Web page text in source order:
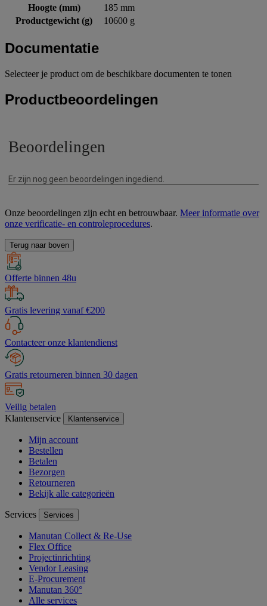
Hoogte (mm)
185 mm
Productgewicht (g)
10600 g
Documentatie
Selecteer je product om de beschikbare documenten te tonen
Productbeoordelingen
Onze beoordelingen zijn echt en betrouwbaar. Meer informatie over
onze verificatie- en controleprocedures.
Terug naar boven
Offerte binnen 48u
Gratis levering vanaf €200
Contacteer onze klantendienst
Gratis retourneren binnen 30 dagen
Veilig betalen
Klantenservice
Klantenservice
Mijn account
Bestellen
Betalen
Bezorgen
Retourneren
Bekijk alle categorieën
Services Services
Manutan Collect & Re-Use
Flex Office
Projectinrichting
Vendor Leasing
E-Procurement
Manutan 360°
Alle services